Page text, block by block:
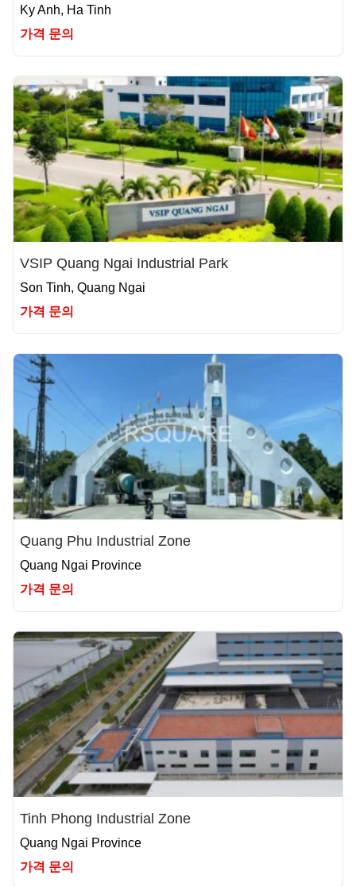
Ky Anh, Ha Tinh
가격 문의
VSIP Quang Ngai Industrial Park
Son Tinh, Quang Ngai
가격 문의
Quang Phu Industrial Zone
Quang Ngai Province
가격 문의
Tinh Phong Industrial Zone
Quang Ngai Province
가격 문의